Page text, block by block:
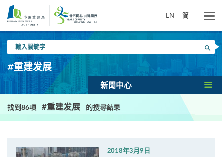
要
EN 简
入
關
鍵
搜尋
#重建发展
新聞中心
找到86項 #重建发展 的搜尋結果
2018年3月9日